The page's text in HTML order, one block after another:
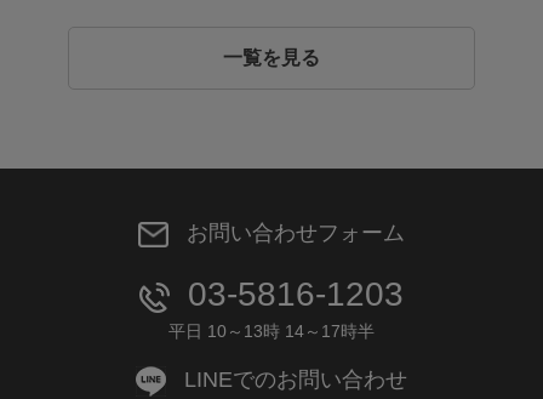
一覧を見る
お問い合わせフォーム
03-5816-1203
平日 10～13時 14～17時半
LINEでのお問い合わせ